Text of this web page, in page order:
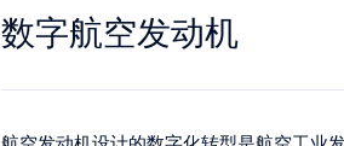
数字航空发动机